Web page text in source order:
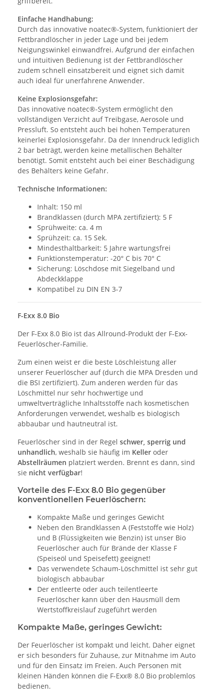
Einfache Handhabung:
Durch das innovative noatec®-System, funktioniert der
Fettbrandlöscher in jeder Lage und bei jedem
Neigungswinkel einwandfrei. Aufgrund der einfachen
und intuitiven Bedienung ist der Fettbrandlöscher
zudem schnell einsatzbereit und eignet sich damit
auch ideal für unerfahrene Anwender.
Keine Explosionsgefahr:
Das innovative noatec®-System ermöglicht den
vollständigen Verzicht auf Treibgase, Aerosole und
Pressluft. So entsteht auch bei hohen Temperaturen
keinerlei Explosionsgefahr. Da der Innendruck lediglich
2 bar beträgt, werden keine metallischen Behälter
benötigt. Somit entsteht auch bei einer Beschädigung
des Behälters keine Gefahr.
Technische Informationen:
Inhalt: 150 ml
Brandklassen (durch MPA zertifiziert): 5 F
Sprühweite: ca. 4 m
Sprühzeit: ca. 15 Sek.
Mindesthaltbarkeit: 5 Jahre wartungsfrei
Funktionstemperatur: -20° C bis 70° C
Sicherung: Löschdose mit Siegelband und
Abdeckklappe
Kompatibel zu DIN EN 3-7
F-Exx 8.0 Bio
Der F-Exx 8.0 Bio ist das Allround-Produkt der F-Exx-
Feuerlöscher-Familie.
Zum einen weist er die beste Löschleistung aller
unserer Feuerlöscher auf (durch die MPA Dresden und
die BSI zertifiziert). Zum anderen werden für das
Löschmittel nur sehr hochwertige und
umweltverträgliche Inhaltsstoffe nach kosmetischen
Anforderungen verwendet, weshalb es biologisch
abbaubar und hautneutral ist.
Feuerlöscher sind in der Regel schwer, sperrig und
unhandlich, weshalb sie häufig im Keller oder
Abstellräumen platziert werden. Brennt es dann, sind
sie nicht verfügbar!
Vorteile des F-Exx 8.0 Bio gegenüber
konventionellen Feuerlöschern:
Kompakte Maße und geringes Gewicht
Neben den Brandklassen A (Feststoffe wie Holz)
und B (Flüssigkeiten wie Benzin) ist unser Bio
Feuerlöscher auch für Brände der Klasse F
(Speiseöl und Speisefett) geeignet!
Das verwendete Schaum-Löschmittel ist sehr gut
biologisch abbaubar
Der entleerte oder auch teilentleerte
Feuerlöscher kann über den Hausmüll dem
Wertstoffkreislauf zugeführt werden
Kompakte Maße, geringes Gewicht:
Der Feuerlöscher ist kompakt und leicht. Daher eignet
er sich besonders für Zuhause, zur Mitnahme im Auto
und für den Einsatz im Freien. Auch Personen mit
kleinen Händen können die F-Exx® 8.0 Bio problemlos
bedienen.